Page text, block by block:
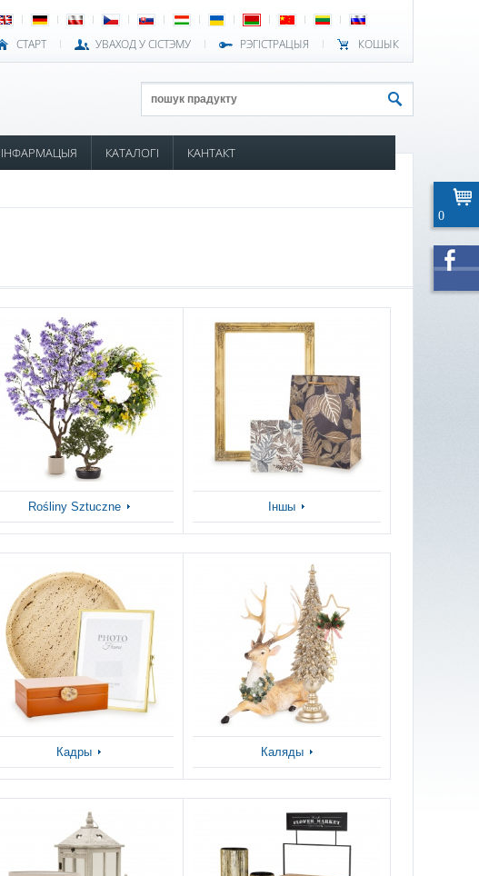
СТАРТ УВАХОД У СІСТЭМУ РЭГІСТРАЦЫЯ КОШЫК
ІНФАРМАЦЫЯ КАТАЛОГІ КАНТАКТ
Rośliny Sztuczne Іншы
Кадры Каляды
0